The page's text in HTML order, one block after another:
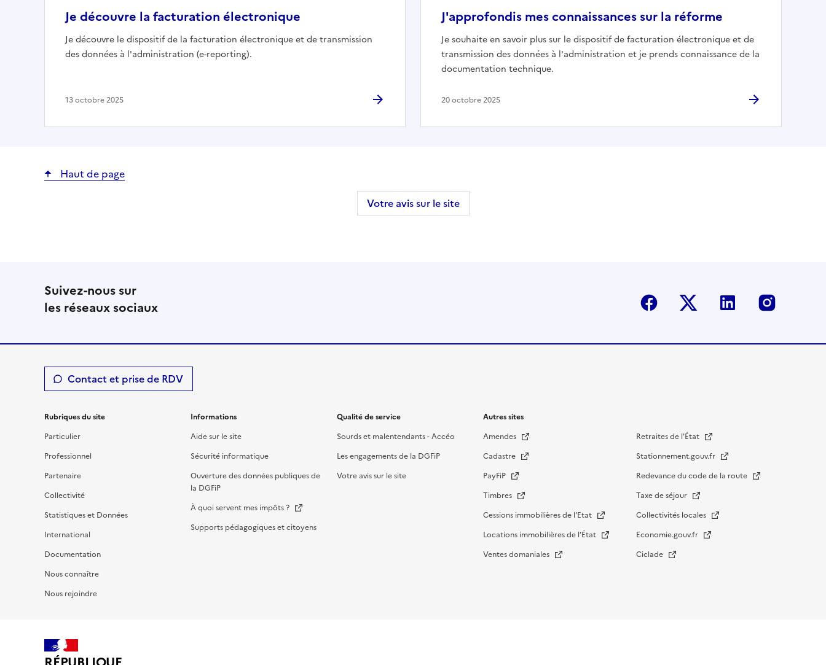
Je découvre la facturation électronique
Je découvre le dispositif de la facturation électronique et de transmission
des données à l'administration (e-reporting).
13 octobre 2025
J'approfondis mes connaissances sur la réforme
Je souhaite en savoir plus sur le dispositif de facturation électronique et de
transmission des données à l'administration et je prends connaissance de la
documentation technique.
20 octobre 2025
Haut de page
Votre avis sur le site
Suivez-nous sur
les réseaux sociaux
Facebook Twitter-X Linkedin
Contact et prise de RDV
Rubriques du site
Particulier
Professionnel
Partenaire
Collectivité
Statistiques et Données
International
Documentation
Nous connaître
Nous rejoindre
Informations
Aide sur le site
Sécurité informatique
Ouverture des données publiques de
la DGFiP
À quoi servent mes impôts ?
Supports pédagogiques et citoyens
Qualité de service
Sourds et malentendants - Accéo
Les engagements de la DGFiP
Votre avis sur le site
Autres sites
Amendes
Cadastre
PayFiP
Timbres
Cessions immobilières de l'Etat
Locations immobilières de l’État
Ventes domaniales
Retraites de l'État
Stationnement.gouv.fr
Redevance du code de la route
Taxe de séjour
Collectivités locales
Economie.gouv.fr
Ciclade